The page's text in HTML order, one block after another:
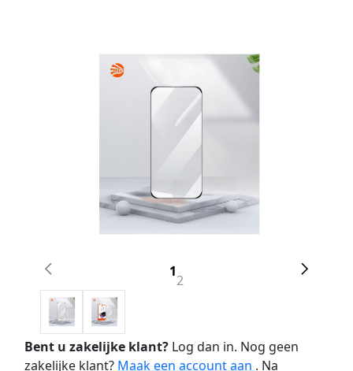
1
2
Bent u zakelijke klant?Log dan in. Nog geen
zakelijke klant? Maak een account aan . Na